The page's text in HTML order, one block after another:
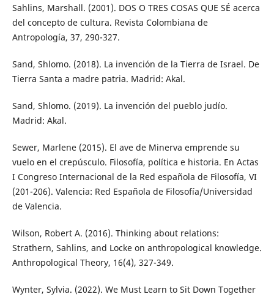
Sahlins, Marshall. (2001). DOS O TRES COSAS QUE SÉ acerca
del concepto de cultura. Revista Colombiana de
Antropología, 37, 290-327.
Sand, Shlomo. (2018). La invención de la Tierra de Israel. De
Tierra Santa a madre patria. Madrid: Akal.
Sand, Shlomo. (2019). La invención del pueblo judío.
Madrid: Akal.
Sewer, Marlene (2015). El ave de Minerva emprende su
vuelo en el crepúsculo. Filosofía, política e historia. En Actas
I Congreso Internacional de la Red española de Filosofía, VI
(201-206). Valencia: Red Española de Filosofía/Universidad
de Valencia.
Wilson, Robert A. (2016). Thinking about relations:
Strathern, Sahlins, and Locke on anthropological knowledge.
Anthropological Theory, 16(4), 327-349.
Wynter, Sylvia. (2022). We Must Learn to Sit Down Together